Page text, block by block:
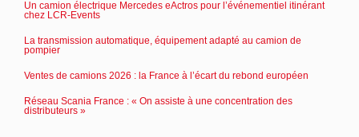
Un camion électrique Mercedes eActros pour l’événementiel itinérant
chez LCR-Events
La transmission automatique, équipement adapté au camion de
pompier
Ventes de camions 2026 : la France à l’écart du rebond européen
Réseau Scania France : « On assiste à une concentration des
distributeurs »